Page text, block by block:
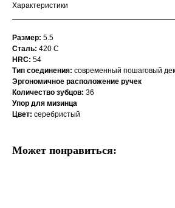
Характеристики
Размер: 5.5
Сталь: 420 С
HRC: 54
Тип соединения: современный пошаговый
Эргономичное расположение ручек
Количество зубцов: 36
Упор для мизинца
Цвет: серебристый
Может понравиться: